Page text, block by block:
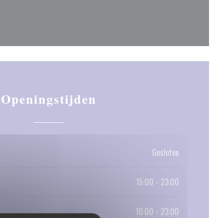
Openingstijden
Gesloten
15:00 - 23:00
10:00 - 23:00